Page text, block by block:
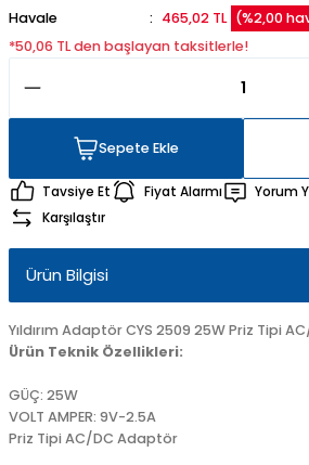
Havale
465,02 TL (%2,00
*50,06 TL den başlayan taksitlerle!
Sepete Ekle
Tavsiye Et Fiyat Alarmı Yorum
Karşılaştır
Ürün Bilgisi
Yıldırım Adaptör CYS 2509 25W Priz Tipi
Ürün Teknik Özellikleri:
GÜÇ: 25W
VOLT AMPER: 9V-2.5A
Priz Tipi AC/DC Adaptör